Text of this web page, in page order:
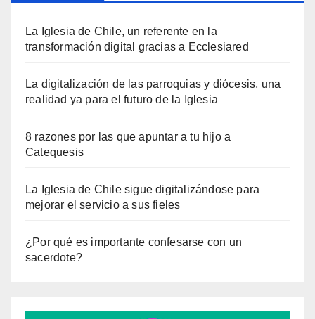
La Iglesia de Chile, un referente en la
transformación digital gracias a Ecclesiared
La digitalización de las parroquias y diócesis, una
realidad ya para el futuro de la Iglesia
8 razones por las que apuntar a tu hijo a
Catequesis
La Iglesia de Chile sigue digitalizándose para
mejorar el servicio a sus fieles
¿Por qué es importante confesarse con un
sacerdote?